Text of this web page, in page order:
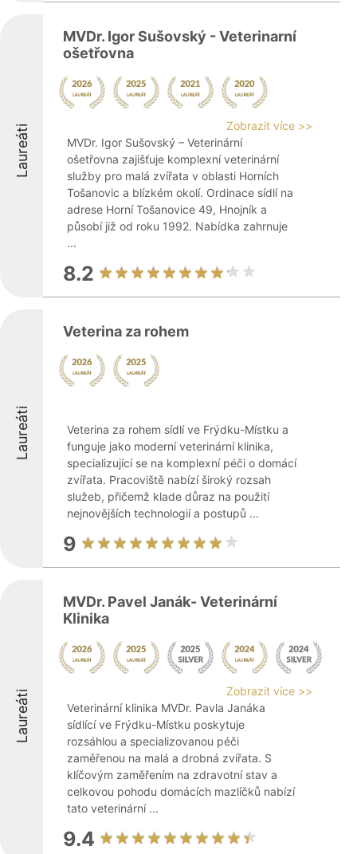
Laureáti
MVDr. Igor Sušovský - Veterinarní
ošetřovna
Zobrazit více >>
MVDr. Igor Sušovský – Veterinární
ošetřovna zajišťuje komplexní veterinární
služby pro malá zvířata v oblasti Horních
Tošanovic a blízkém okolí. Ordinace sídlí na
adrese Horní Tošanovice 49, Hnojník a
působí již od roku 1992. Nabídka zahrnuje
...
8.2
Laureáti
Veterina za rohem
Veterina za rohem sídlí ve Frýdku-Místku a
funguje jako moderní veterinární klinika,
specializující se na komplexní péči o domácí
zvířata. Pracoviště nabízí široký rozsah
služeb, přičemž klade důraz na použití
nejnovějších technologií a postupů ...
9
Laureáti
MVDr. Pavel Janák- Veterinární
Klinika
Zobrazit více >>
Veterinární klinika MVDr. Pavla Janáka
sídlící ve Frýdku-Místku poskytuje
rozsáhlou a specializovanou péči
zaměřenou na malá a drobná zvířata. S
klíčovým zaměřením na zdravotní stav a
celkovou pohodu domácích mazlíčků nabízí
tato veterinární ...
9.4